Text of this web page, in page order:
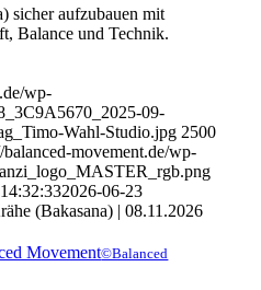
sicher aufzubauen mit
Balance und Technik.
wp-
09-
Wahl-Studio.jpg 2500
balanced-movement.de/wp-
2026-06-23
(Bakasana) | 08.11.2026
©Balanced